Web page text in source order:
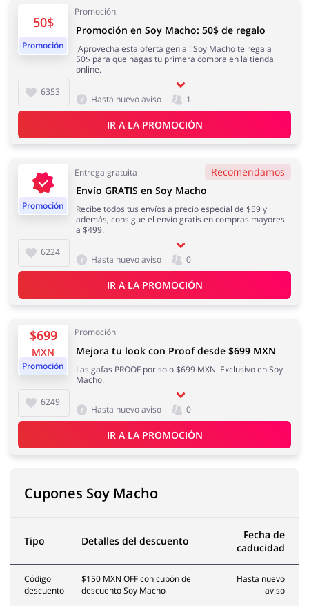
Joyería y Accesorios
Lencería y Erótica
Oficina
50$
Promoción
Promoción
6353
Promoción en Soy Macho: 50$ de regalo
¡Aprovecha esta oferta genial! Soy Macho te regala
50$ para que hagas tu primera compra en la tienda
online.
Hasta nuevo aviso 1
IR A LA PROMOCIÓN
Promoción
Entrega gratuita Recomendamos
6224
Envío GRATIS en Soy Macho
Recibe todos tus envíos a precio especial de $59 y
además, consigue el envío gratis en compras mayores
a $499.
Hasta nuevo aviso 0
IR A LA PROMOCIÓN
$699
MXN
Promoción
Promoción
6249
Mejora tu look con Proof desde $699 MXN
Las gafas PROOF por solo $699 MXN. Exclusivo en Soy
Macho.
Hasta nuevo aviso 0
IR A LA PROMOCIÓN
Cupones Soy Macho
Tipo Detalles del descuento
Fecha de
caducidad
Código
descuento
$150 MXN OFF con cupón de
descuento Soy Macho
Hasta nuevo
aviso